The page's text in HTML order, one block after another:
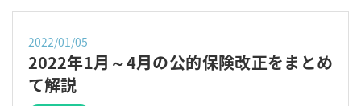
2022/01/05
2022年1月～4月の公的保険改正をまとめ
て解説